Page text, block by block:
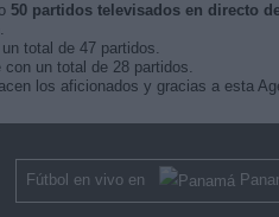
50 partidos televisados en directo
total de 47 partidos.
un total de 28 partidos.
los aficionados y gracias a esta
Fútbol en vivo en